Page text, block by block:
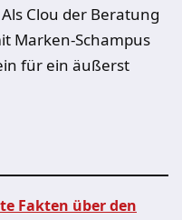
Clou der Beratung
Marken-Schampus
für ein äußerst
Fakten über den